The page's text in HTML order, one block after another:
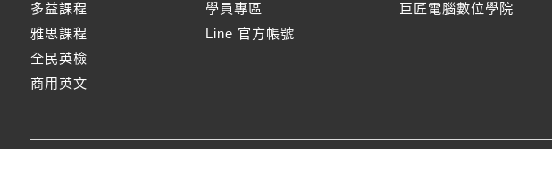
多益課程
雅思課程
全民英檢
商用英文
學員專區
Line 官方帳號
巨匠電腦數位學院